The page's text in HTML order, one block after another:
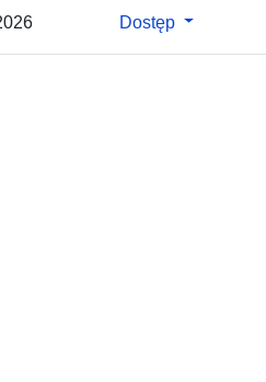
DostępWspółrzędne:
52.3665187 ], [ 10.7234034,